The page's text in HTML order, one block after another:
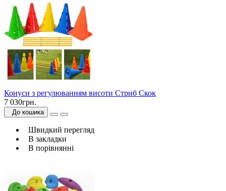
Конуси з регулюванням висоти Стриб Скок
7 030грн.
До кошика
Швидкий перегляд
В закладки
В порівнянні